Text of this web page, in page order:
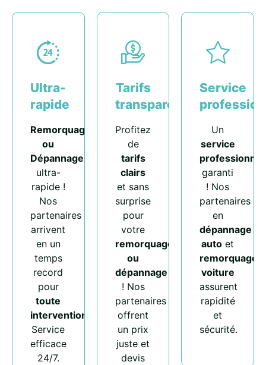
Ultra-
rapide
Remorquage
ou
Dépannage
ultra-
rapide !
Nos
partenaires
arrivent
en un
temps
record
pour
toute
intervention
Service
efficace
24/7.
Tarifs
transparents
Profitez
de
tarifs
clairs
et sans
surprise
pour
votre
remorquage
ou
dépannage
! Nos
partenaires
offrent
un prix
juste et
devis
Service
Un
service
professionnel
garanti
! Nos
partenaires
en
dépannage
auto et
remorquage
voiture
assurent
rapidité
et
sécurité.